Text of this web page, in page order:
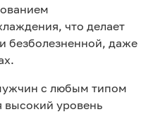
что делает
безболезненной, даже
с любым типом
высокий уровень